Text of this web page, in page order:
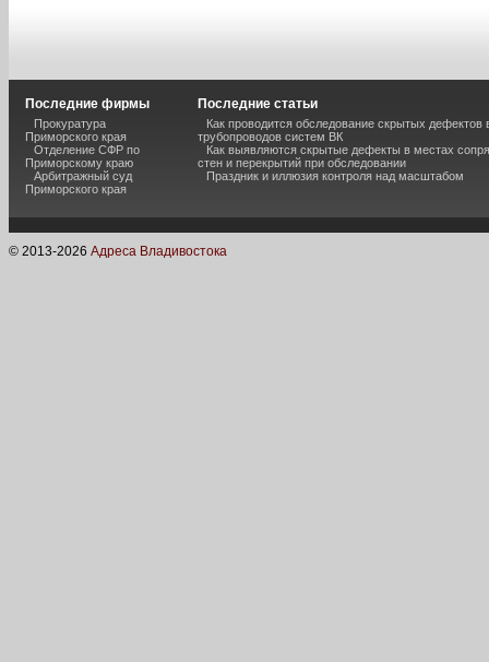
Последние фирмы
Прокуратура
Приморского края
Отделение СФР по
Приморскому краю
Арбитражный суд
Приморского края
Последние статьи
Как проводится обследование скрытых дефектов
трубопроводов систем ВК
Как выявляются скрытые дефекты в местах
стен и перекрытий при обследовании
Праздник и иллюзия контроля над масштабом
© 2013-2026 Адреса Владивостока